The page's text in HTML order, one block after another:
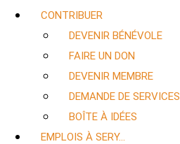
CONTRIBUER
DEVENIR BÉNÉVOLE
FAIRE UN DON
DEVENIR MEMBRE
DEMANDE DE SERVICES
BOÎTE À IDÉES
EMPLOIS À SERY…